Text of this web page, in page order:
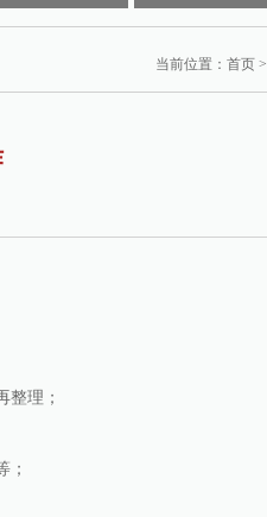
当前位置： 首页 >
整理；
；